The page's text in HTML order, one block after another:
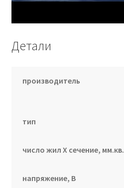
Детали
производитель
тип
число жил Х сечение, мм.кв.
напряжение, В